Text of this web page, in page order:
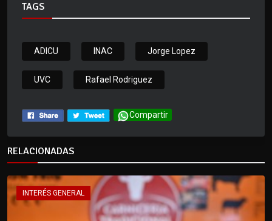
TAGS
ADICU INAC Jorge Lopez
UVC Rafael Rodriguez
Compartir
RELACIONADAS
INTERÉS GENERAL